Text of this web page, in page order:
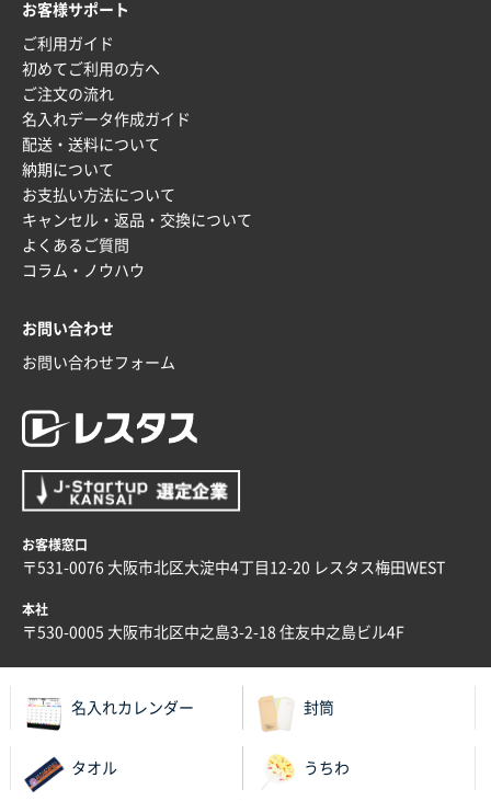
2025年12月16日 10:39
短納期対応が素晴らしい
富山県O社様
uni ジェットストリーム 07
2025年12月09日 14:04
安い、早い
埼玉県G社様
ラミネート紙袋 規格L4サイズ(B4対応)
2025年12月04日 17:34
兵庫県のお客様
2025年12月02日 23:00
ロゴが入れられること
大阪府E社様
2025年11月28日 15:13
他部署のスタッフからの指示
兵庫県S社様
以前発注しているので、データが残っている点が良か
お客様サポート
ご利用ガイド
初めてご利用の方へ
ご注文の流れ
名入れデータ作成ガイド
配送・送料について
納期について
お支払い方法について
キャンセル・返品・交換について
よくあるご質問
コラム・ノウハウ
お問い合わせ
お問い合わせフォーム
お客様窓口
〒531-0076 大阪市北区大淀中4丁目12-20 レスタス梅田WEST
本社
〒530-0005 大阪市北区中之島3-2-18 住友中之島ビル4F
名入れカレンダー 封筒
タオル うちわ